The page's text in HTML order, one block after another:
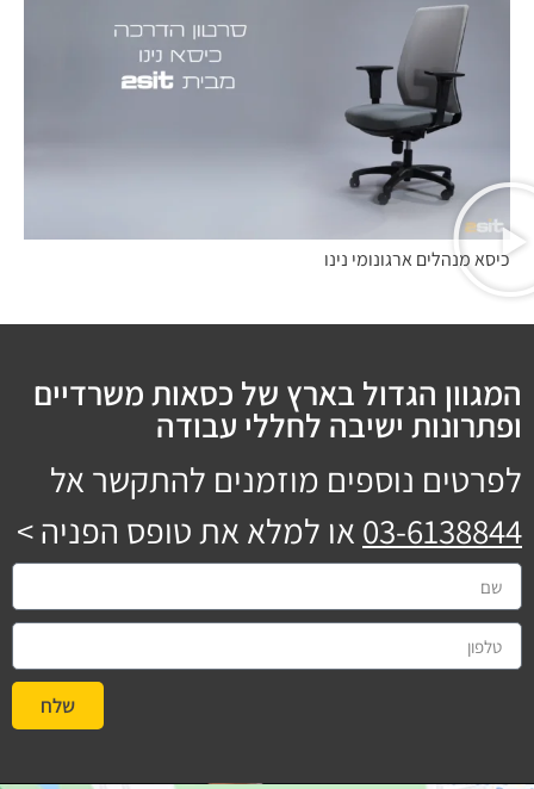
כיסא מנהלים ארגונומי נינו
המגוון הגדול בארץ של כסאות משרדיים
ופתרונות ישיבה לחללי עבודה
לפרטים נוספים מוזמנים להתקשר אל
03-6138844 או למלא את טופס הפניה >
שלח